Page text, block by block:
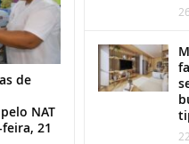
de
NAT
21